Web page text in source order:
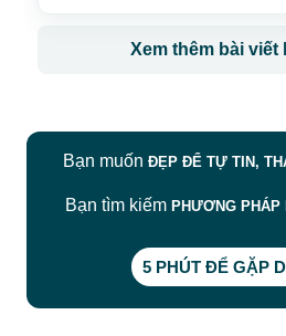
Xem thêm bài viết
Bạn muốn ĐẸP ĐỂ TỰ TIN,
Bạn tìm kiếm PHƯƠNG PHÁP
5 PHÚT ĐỂ GẶP